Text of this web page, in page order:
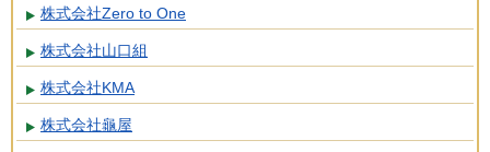
株式会社Zero to One
株式会社山口組
株式会社KMA
株式会社龜屋